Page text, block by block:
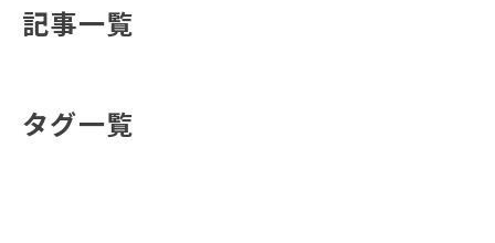
記事一覧
タグ一覧